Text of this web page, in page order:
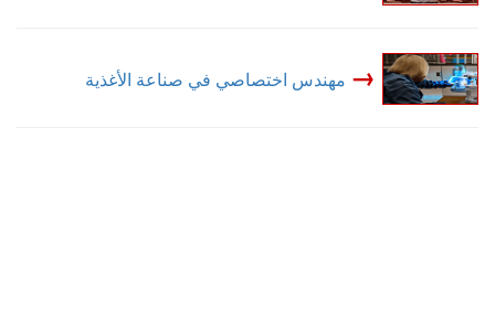
→ مهندس اختصاصي في صناعة الأغذية